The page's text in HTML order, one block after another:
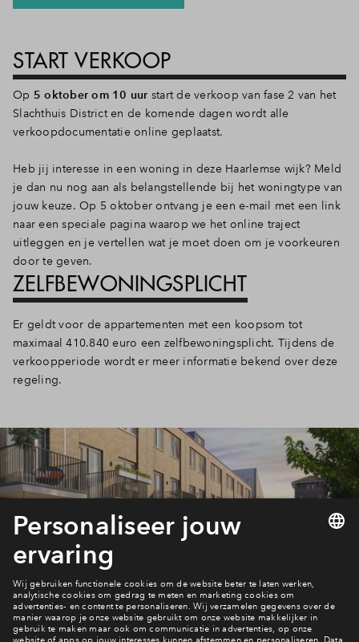
START VERKOOP
Op 5 oktober om 10 uur start de verkoop van fase 2 van het
Slachthuis District en de komende dagen wordt alle
verkoopdocumentatie online geplaatst.
Heb jij interesse in een woning in deze Haarlemse wijk? Meld
je dan nu nog aan als belangstellende bij het woningtype van
jouw keuze. Op 5 oktober ontvang je een e-mail met een link
naar een speciale pagina waarop we het online traject
uitleggen en je vertellen wat je moet doen om je voorkeuren
door te geven.
ZELFBEWONINGSPLICHT
Er geldt voor de appartementen met een koopsom tot
maximaal 410.840 euro een zelfbewoningsplicht. Tijdens de
verkoopperiode wordt er meer informatie bekend over deze
regeling.